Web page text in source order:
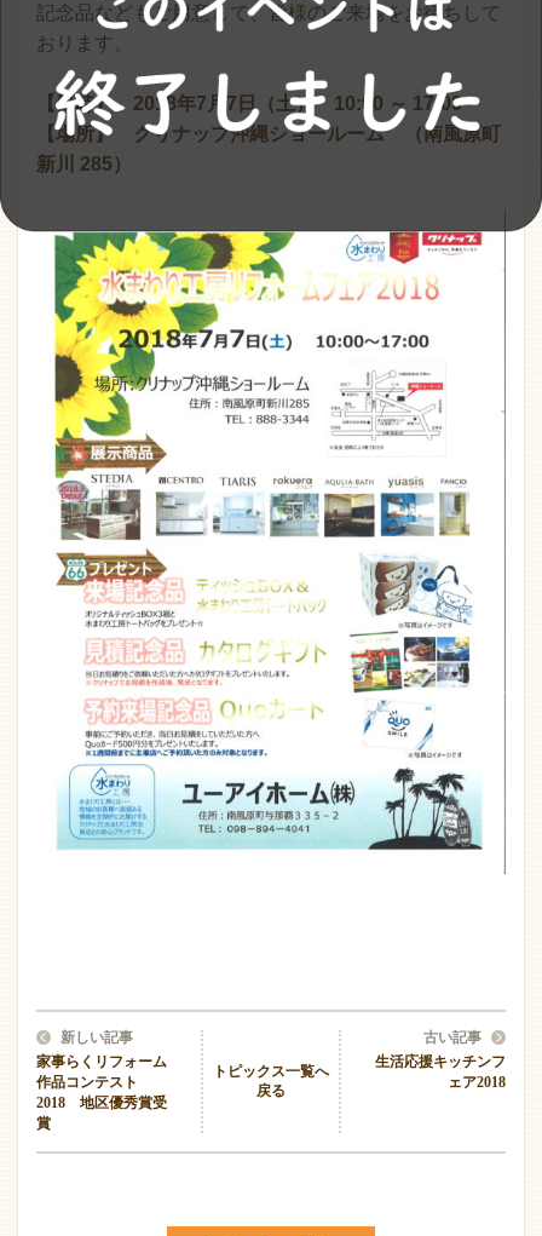
記念品などもご用意して、皆様のご来場をお待ちして
おります。
【日時】 2018年7月7日（土） 10:00 ～ 17:00
【場所】 クリナップ沖縄ショールーム （南風原町
新川 285）
新しい記事
家事らくリフォーム
作品コンテスト
2018 地区優秀賞受
賞
トピックス一覧へ
戻る
古い記事
生活応援キッチンフ
ェア2018